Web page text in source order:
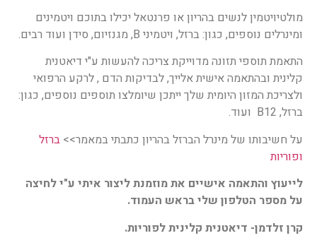
מולטיויטמין לנשים בהריון או פרנטאל יכילו בתוכם ויטמינים
ומינרלים נוספים, כגון: ברזל, ויטמיני B, מגנזיום, סידן ועוד רבים.
התאמת תוספי תזונה מדוייקת צריכה להעשות ע"י דיאטנית
קלינית ובהתאמה אישית אלייך, לבדיקות הדם , לרקע הרפואי
ולצריכת המזון היומית שלך ייתכן שיומלצו תוספים נוספים, כגון:
ברזל, B12 ועוד.
על חשיבותו של מינרל הברזל בהריון כתבתי במאמר>> ברזל
ופוריות
לייעוץ והתאמה אישיים את מוזמנת ליצור איתי ע"י לחיצה
על מספר הטלפון שלי בראש העמוד.
קרן זלדמן- דיאטנית קלינית לפוריות.